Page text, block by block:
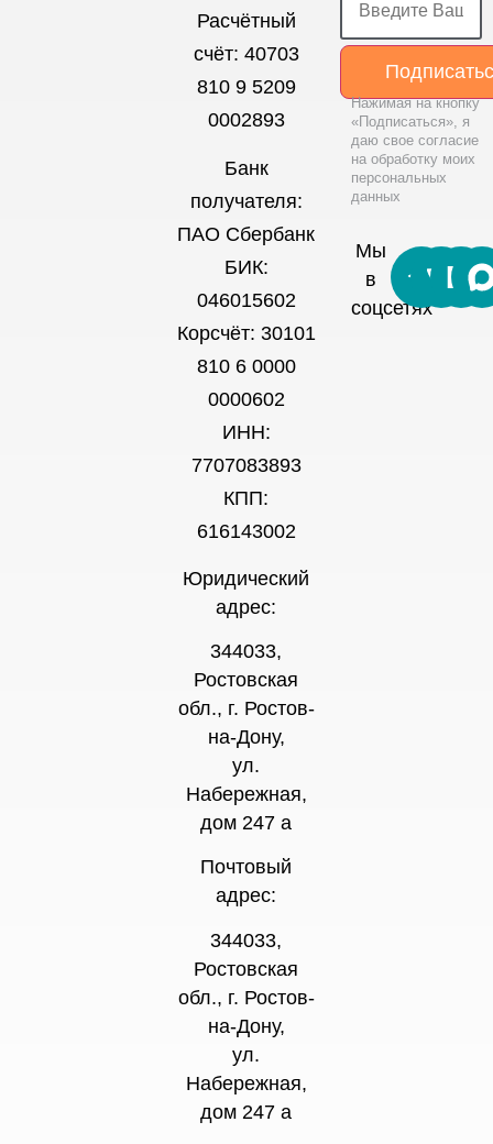
Расчётный
счёт: 40703
810 9 5209
0002893
Банк
получателя:
ПАО Сбербанк
БИК:
046015602
Корсчёт: 30101
810 6 0000
0000602
ИНН:
7707083893
КПП:
616143002
Юридический
адрес:
344033,
Ростовская
обл., г. Ростов-
на-Дону,
ул.
Набережная,
дом 247 а
Почтовый
адрес:
344033,
Ростовская
обл., г. Ростов-
на-Дону,
ул.
Набережная,
дом 247 а
Нажимая на кнопку
«Подписаться», я
даю свое согласие
на обработку моих
персональных
данных
Мы
в
соцсетях